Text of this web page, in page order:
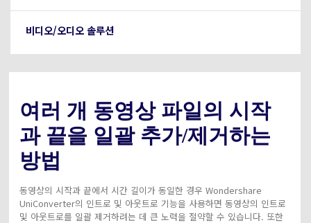
카메라 사용자
무비 사용자
더 많은 솔루션 알아보기
비디오/오디오 솔루션
여러 개 동영상 파일의 시작
과 끝을 일괄 추가/제거하는
방법
동영상의 시작과 끝에서 시간 길이가 동일한 경우 Wondershare
UniConverter의 인트로 및 아웃트로 기능을 사용하면 동영상의 인트로
및 아웃트로를 일괄 제거하려는 데 큰 노력을 절약할 수 있습니다. 또한